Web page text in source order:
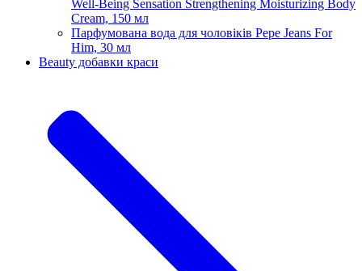
Well-Being Sensation Strengthening Moisturizing Body
Cream, 150 мл
Парфумована вода для чоловіків Pepe Jeans For
Him, 30 мл
Beauty добавки краси